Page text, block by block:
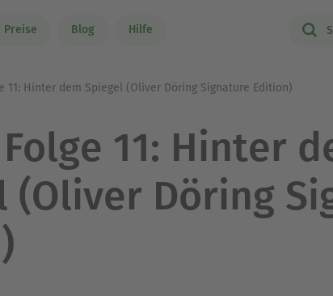
Preise Blog Hilfe
11: Hinter dem Spiegel (Oliver Döring Signature Edition)
11: Hinter
(Oliver Döring